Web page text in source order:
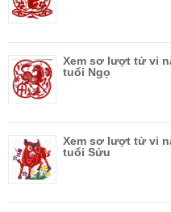
Xem sơ lượt tử vi
tuổi Ngọ
Xem sơ lượt tử vi
tuổi Sửu